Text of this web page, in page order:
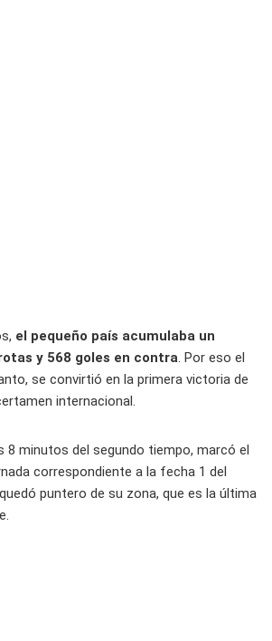
el pequeño país acumulaba un
y 568 goles en contra . Por eso el
se convirtió en la primera victoria de
internacional.
8 minutos del segundo tiempo, marcó el
correspondiente a la fecha 1 del
puntero de su zona, que es la última